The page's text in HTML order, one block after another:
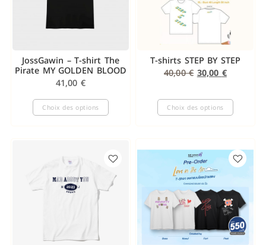
JossGawin – T-shirt The
Pirate MY GOLDEN BLOOD
41,00 €
Choix des options
T-shirts STEP BY STEP
40,00€ 30,00 €
Choix des options